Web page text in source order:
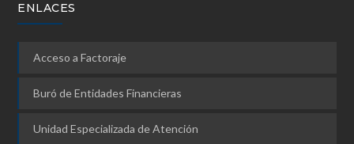
ENLACES
Acceso a Factoraje
Buró de Entidades Financieras
Unidad Especializada de Atención